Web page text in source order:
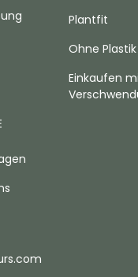
Plantfit
Ohne Plastik
Einkaufen